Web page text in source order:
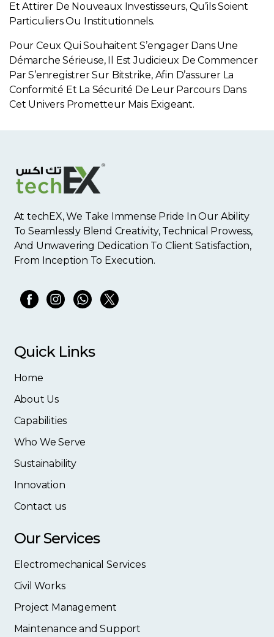
Et Attirer De Nouveaux Investisseurs, Qu’ils Soient
Particuliers Ou Institutionnels.
Pour Ceux Qui Souhaitent S’engager Dans Une
Démarche Sérieuse, Il Est Judicieux De Commencer
Par S’enregistrer Sur Bitstrike, Afin D’assurer La
Conformité Et La Sécurité De Leur Parcours Dans
Cet Univers Prometteur Mais Exigeant.
At techEX, We Take Immense Pride In Our Ability
To Seamlessly Blend Creativity, Technical Prowess,
And Unwavering Dedication To Client Satisfaction,
From Inception To Execution.
Quick Links
Home
About Us
Capabilities
Who We Serve
Sustainability
Innovation
Contact us
Our Services
Electromechanical Services
Civil Works
Project Management
Maintenance and Support